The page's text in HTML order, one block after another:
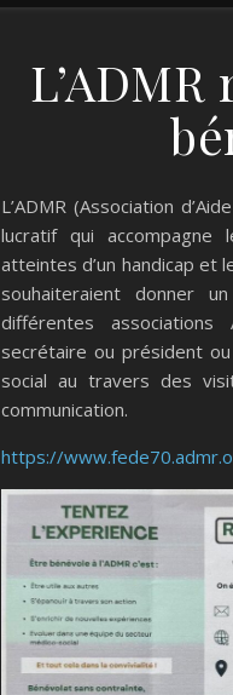
L’ADMR (Association
lucratif qui accompagne
atteintes d’un handicap et
souhaiteraient donner
différentes
secrétaire ou président
social au travers des
communication.
https://